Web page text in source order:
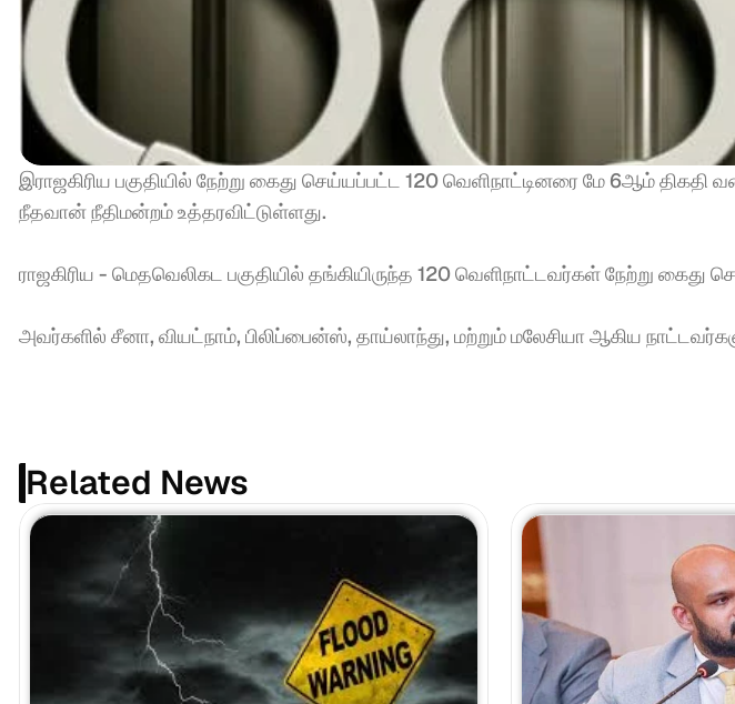
இராஜகிரிய பகுதியில் நேற்று கைது செய்யப்பட்ட 120 வெளிநாட்டினரை மே 6ஆம் திகதி
நீதவான் நீதிமன்றம் உத்தரவிட்டுள்ளது.
ராஜகிரிய - மெதவெலிகட பகுதியில் தங்கியிருந்த 120 வெளிநாட்டவர்கள் நேற்று கைது
அவர்களில் சீனா, வியட்நாம், பிலிப்பைன்ஸ், தாய்லாந்து, மற்றும் மலேசியா ஆகிய
Related News